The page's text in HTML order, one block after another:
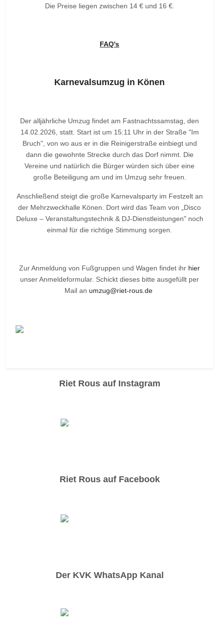
Die Preise liegen zwischen 14 € und 16 €.
FAQ's
Karnevalsumzug in Könen
Der alljährliche Umzug findet am Fastnachtssamstag, den
14.02.2026, statt. Start ist um 15:11 Uhr in der Straße "Im
Bruch", von wo aus er in die Reinigerstraße einbiegt und
dann die gewohnte Strecke durch das Dorf nimmt. Die
Vereine und natürlich die Bürger würden sich über eine
große Beteiligung am und im Umzug sehr freuen.
Anschließend steigt die große Karnevalsparty im Festzelt an
der Mehrzweckhalle Könen. Dort wird das Team von „Disco
Deluxe – Veranstaltungstechnik & DJ-Dienstleistungen" noch
einmal für die richtige Stimmung sorgen.
Zur Anmeldung von Fußgruppen und Wagen findet ihr hier
unser Anmeldeformular. Schickt dieses bitte ausgefüllt per
Mail an umzug@riet-rous.de
Riet Rous auf Instagram
Riet Rous auf Facebook
Der KVK WhatsApp Kanal